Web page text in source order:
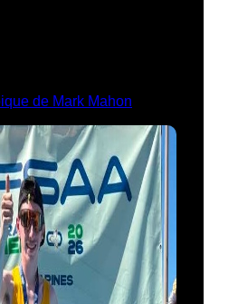
de Mark Mahon